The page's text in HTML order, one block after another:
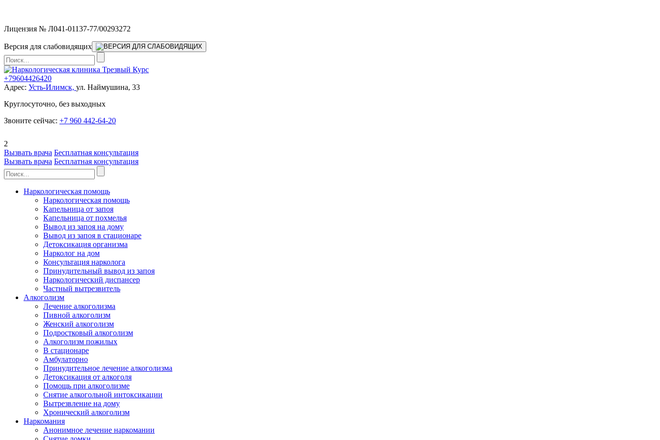
Лицензия № Л041-01137-77/00293272
Версия для слабовидящих
+79604426420
Адрес: Усть-Илимск, ул. Наймушина, 33
Круглосуточно, без выходных
Звоните сейчас: +7 960 442-64-20
2
Вызвать врача Бесплатная консультация
Вызвать врача Бесплатная консультация
Наркологическая помощь
Наркологическая помощь
Капельница от запоя
Капельница от похмелья
Вывод из запоя на дому
Вывод из запоя в стационаре
Детоксикация организма
Нарколог на дом
Консультация нарколога
Принудительный вывод из запоя
Наркологический диспансер
Частный вытрезвитель
Алкоголизм
Лечение алкоголизма
Пивной алкоголизм
Женский алкоголизм
Подростковый алкоголизм
Алкоголизм пожилых
В стационаре
Амбулаторно
Принудительное лечение алкоголизма
Детоксикация от алкоголя
Помощь при алкоголизме
Снятие алкогольной интоксикации
Вытрезвление на дому
Хронический алкоголизм
Наркомания
Анонимное лечение наркомании